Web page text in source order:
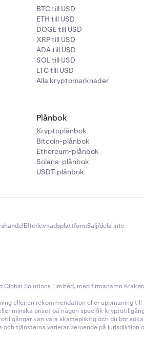
BTC till USD
ETH till USD
DOGE till USD
XRP till USD
ADA till USD
SOL till USD
LTC till USD
Alla kryptomarknader
Plånbok
Kryptoplånbok
Bitcoin-plånbok
Ethereum-plånbok
Solana-plånbok
USDT-plånbok
EfterlevnadsplattformSälj/dela inte
Solutions Limited, med firmanamn
eller en rekommendation eller uppmaning
minska priset på någon specifik
kan vara skattepliktig och du bör
tjänsterna varierar beroende på